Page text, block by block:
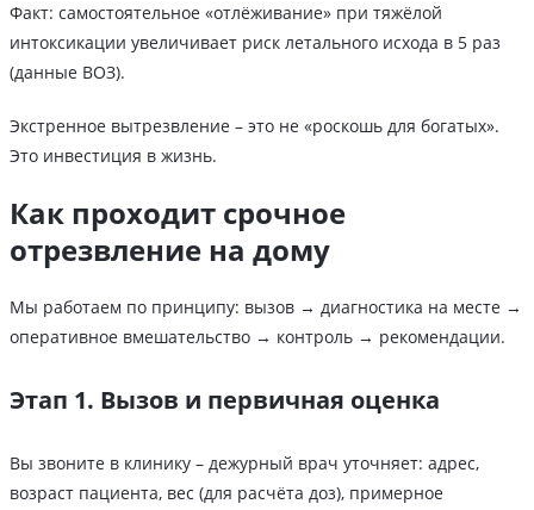
Факт: самостоятельное «отлёживание» при тяжёлой
интоксикации увеличивает риск летального исхода в 5 раз
(данные ВОЗ).
Экстренное вытрезвление – это не «роскошь для богатых».
Это инвестиция в жизнь.
Как проходит срочное
отрезвление на дому
Мы работаем по принципу: вызов → диагностика на месте →
оперативное вмешательство → контроль → рекомендации.
Этап 1. Вызов и первичная оценка
Вы звоните в клинику – дежурный врач уточняет: адрес,
возраст пациента, вес (для расчёта доз), примерное